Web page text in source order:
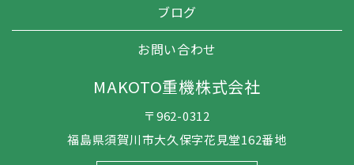
ブログ
お問い合わせ
MAKOTO重機株式会社
〒962-0312
福島県須賀川市大久保字花見堂162番地